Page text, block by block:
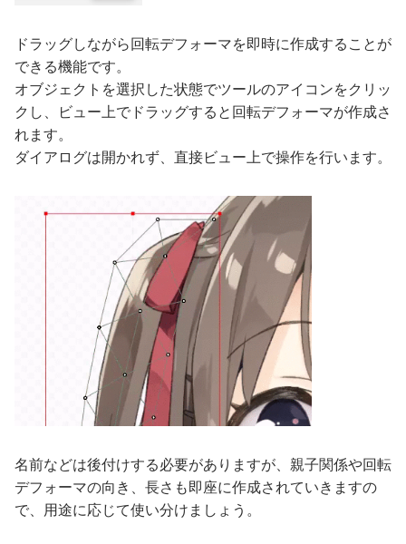
ドラッグしながら回転デフォーマを即時に作成することが
できる機能です。
オブジェクトを選択した状態でツールのアイコンをクリッ
クし、ビュー上でドラッグすると回転デフォーマが作成さ
れます。
ダイアログは開かれず、直接ビュー上で操作を行います。
名前などは後付けする必要がありますが、親子関係や回転
デフォーマの向き、長さも即座に作成されていきますの
で、用途に応じて使い分けましょう。